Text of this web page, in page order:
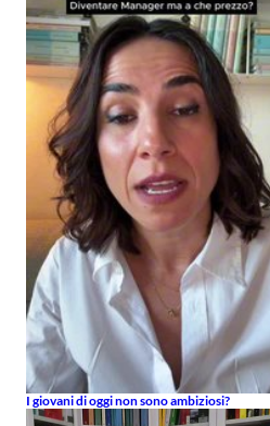
I giovani di oggi non sono ambiziosi?